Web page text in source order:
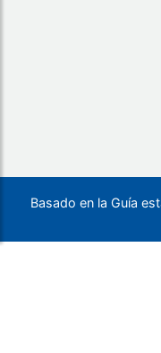
Basado en la Guía